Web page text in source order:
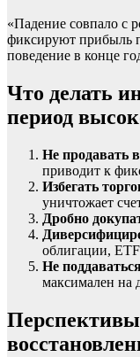
«Падение совпало с
фиксируют прибыль
поведение в конце
Что делать
период
Не продавать
приводит к
Избегать
уничтожает
Дробно
облигации,
Не
максимален на